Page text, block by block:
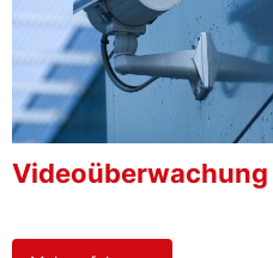
Videoüberwachung